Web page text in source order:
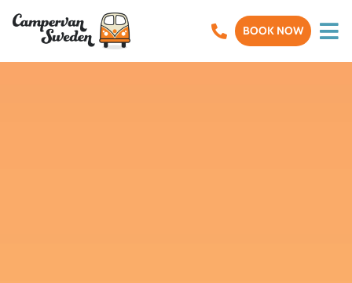
BOOK NOW